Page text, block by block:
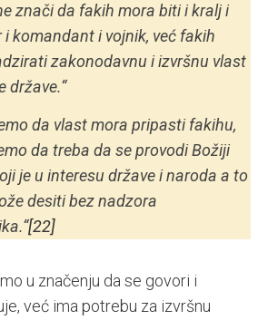
znači da fakih mora biti i kralj i
komandant i vojnik, već fakih
zakonodavnu i izvršnu vlast
države.“
da vlast mora pripasti fakihu,
da treba da se provodi Božiji
je u interesu države i naroda a to
desiti bez nadzora
[22]
u značenju da se govori i
već ima potrebu za izvršnu